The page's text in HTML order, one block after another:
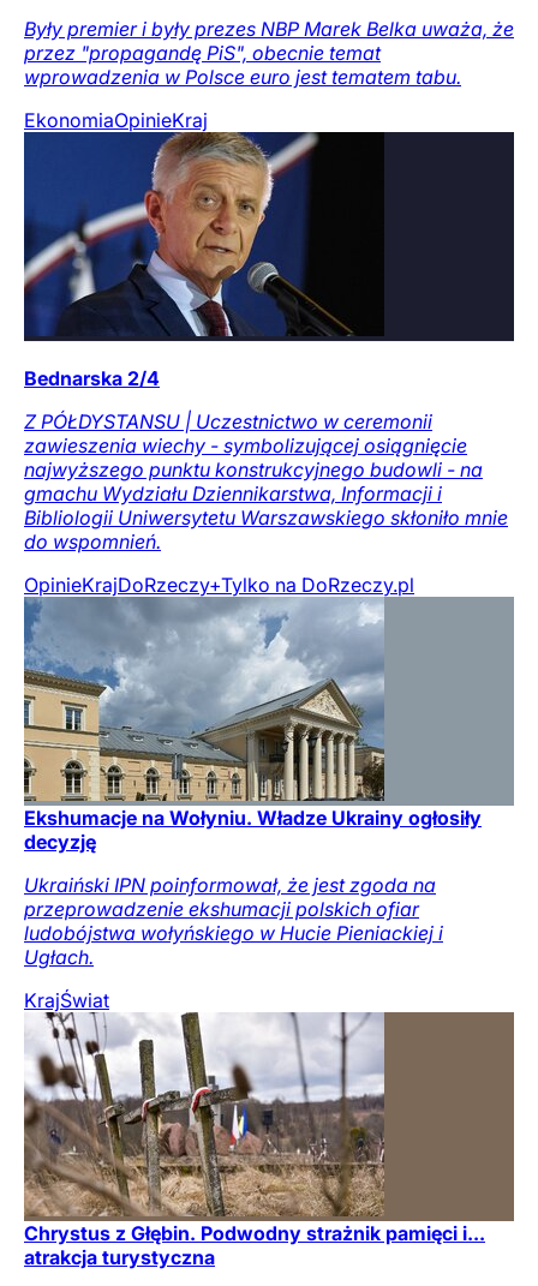
Były premier i były prezes NBP Marek Belka uważa, że
przez "propagandę PiS", obecnie temat
wprowadzenia w Polsce euro jest tematem tabu.
EkonomiaOpinieKraj
Bednarska 2/4
Z PÓŁDYSTANSU | Uczestnictwo w ceremonii
zawieszenia wiechy - symbolizującej osiągnięcie
najwyższego punktu konstrukcyjnego budowli - na
gmachu Wydziału Dziennikarstwa, Informacji i
Bibliologii Uniwersytetu Warszawskiego skłoniło mnie
do wspomnień.
OpinieKrajDoRzeczy+Tylko na DoRzeczy.pl
Ekshumacje na Wołyniu. Władze Ukrainy ogłosiły
decyzję
Ukraiński IPN poinformował, że jest zgoda na
przeprowadzenie ekshumacji polskich ofiar
ludobójstwa wołyńskiego w Hucie Pieniackiej i
Ugłach.
KrajŚwiat
Chrystus z Głębin. Podwodny strażnik pamięci i...
atrakcja turystyczna